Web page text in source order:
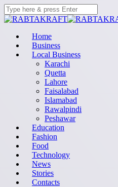
Home
Business
Local Business
Karachi
Quetta
Lahore
Faisalabad
Islamabad
Rawalpindi
Peshawar
Education
Fashion
Food
Technology
News
Stories
Contacts